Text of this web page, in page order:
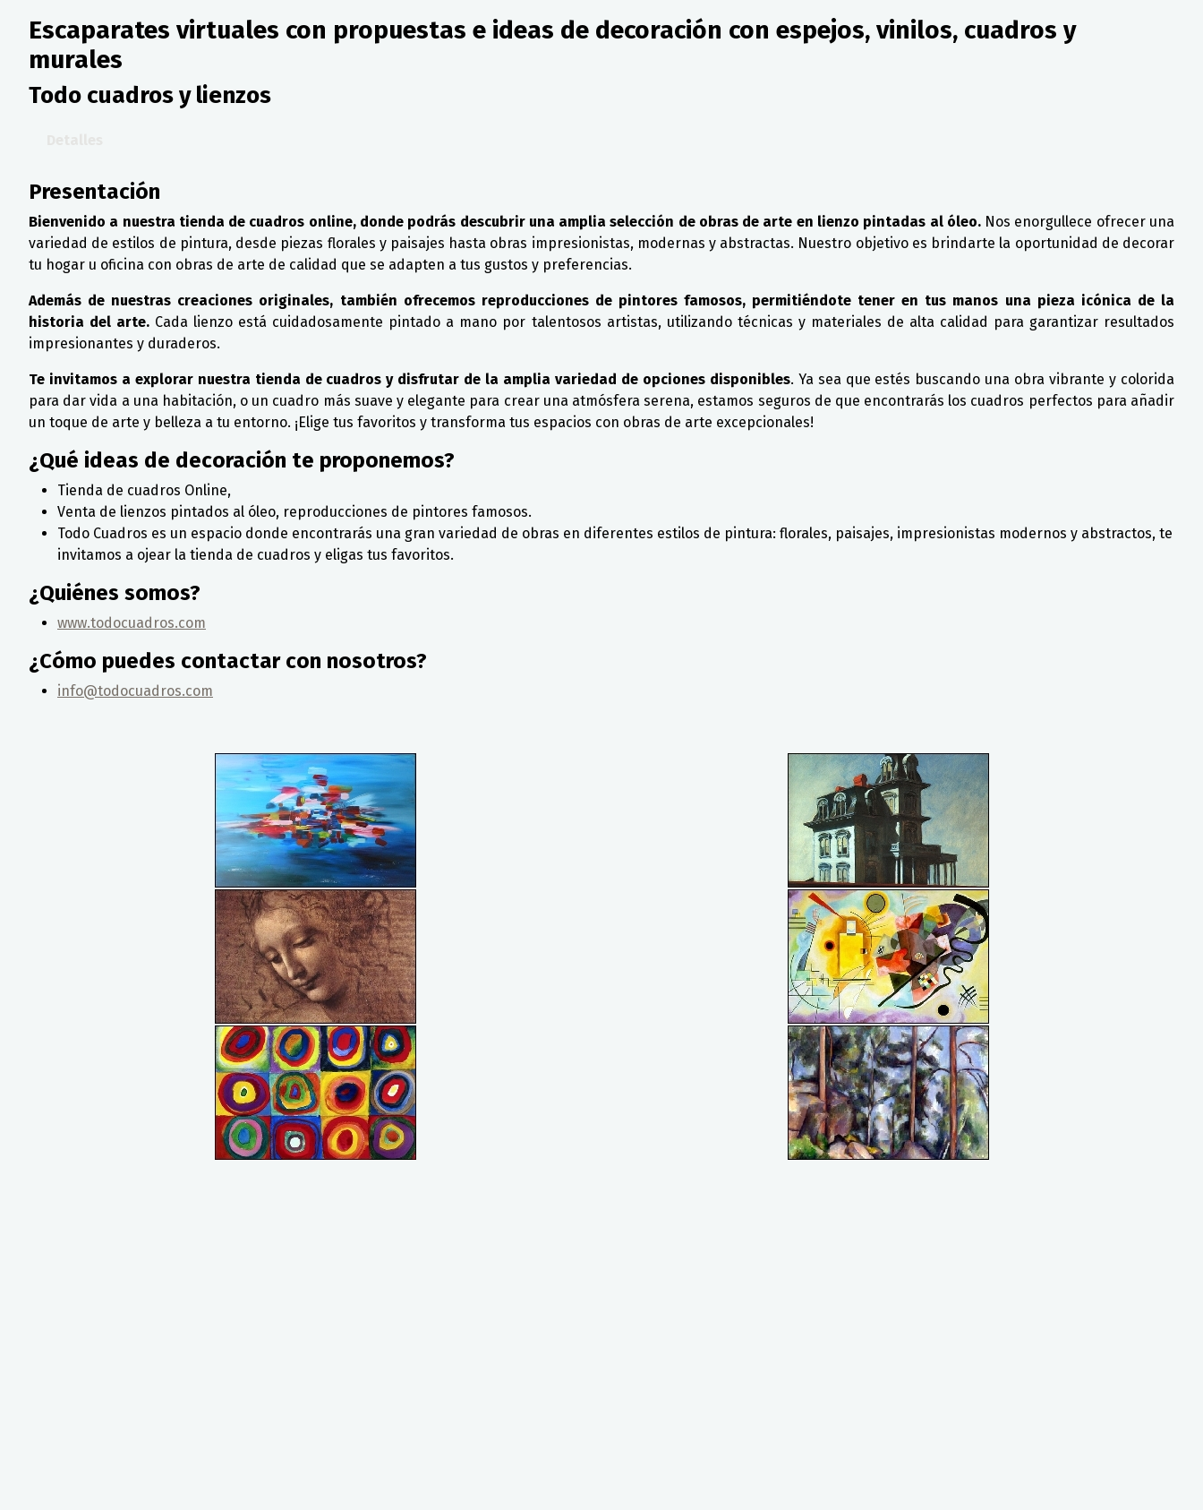
Escaparates virtuales con propuestas e ideas de decoración con espejos, vinilos, cuadros y
murales
Todo cuadros y lienzos
Presentación
Bienvenido a nuestra tienda de cuadros online, donde podrás descubrir una amplia selección de obras de arte en lienzo pintadas al óleo.Nos enorgullece ofrecer una
variedad de estilos de pintura, desde piezas florales y paisajes hasta obras impresionistas, modernas y abstractas. Nuestro objetivo es brindarte la oportunidad de decorar
tu hogar u oficina con obras de arte de calidad que se adapten a tus gustos y preferencias.
Además de nuestras creaciones originales, también ofrecemos reproducciones de pintores famosos, permitiéndote tener en tus manos una pieza icónica de la
historia del arte. Cada lienzo está cuidadosamente pintado a mano por talentosos artistas, utilizando técnicas y materiales de alta calidad para garantizar resultados
impresionantes y duraderos.
Te invitamos a explorar nuestra tienda de cuadros y disfrutar de la amplia variedad de opciones disponibles. Ya sea que estés buscando una obra vibrante y colorida
para dar vida a una habitación, o un cuadro más suave y elegante para crear una atmósfera serena, estamos seguros de que encontrarás los cuadros perfectos para añadir
un toque de arte y belleza a tu entorno. ¡Elige tus favoritos y transforma tus espacios con obras de arte excepcionales!
¿Qué ideas de decoración te proponemos?
Tienda de cuadros Online,
Venta de lienzos pintados al óleo, reproducciones de pintores famosos.
Todo Cuadros es un espacio donde encontrarás una gran variedad de obras en diferentes estilos de pintura: florales, paisajes, impresionistas modernos y abstractos, te
invitamos a ojear la tienda de cuadros y eligas tus favoritos.
¿Quiénes somos?
www.todocuadros.com
¿Cómo puedes contactar con nosotros?
info@todocuadros.com